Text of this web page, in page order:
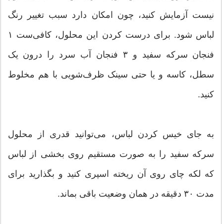
نیست آزمایش کنید، چون امکان دارد سبب تغییر رنگ
لباس شود. برای درست کردن این محلول، کافی‌ست ۱
فنجان سرکه سفید و ۳ فنجان آب سرد را درون یک
سطل، کاسه و یا حتی سینک ظرف‌شویی با هم مخلوط
کنید.
به‌ جای خیس کردن لباس، می‌توانید قدری از محلول
سرکه سفید را به صورت مستقیم روی بخشی از لباس
که لکه چای روی آن ریخته اسپری کنید و بگذارید برای
مدت ۳۰ دقیقه در همان وضعیت باقی بماند.